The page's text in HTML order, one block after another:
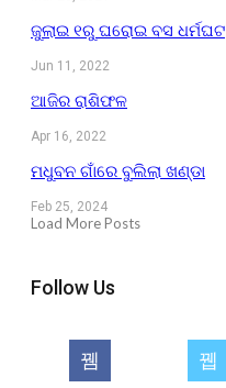
ଜୁଲାଇ ୧ରୁ ଘରୋଇ ବସ ଧର୍ମଘଟ
Jun 11, 2022
ଆଜିର ରାଶିଫଳ
Apr 16, 2022
ମଧୁବନ ଗାଁରେ ବୁଲିଲା ଖଣ୍ଡା
Feb 25, 2024
Load More Posts
Follow Us